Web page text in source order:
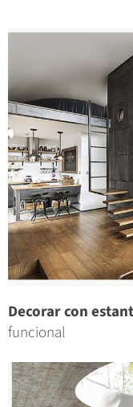
Decorar con
funcional